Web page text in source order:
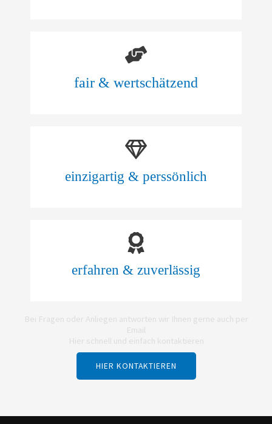
fair & wertschätzend
einzigartig & perssönlich
erfahren & zuverlässig
Bei Fragen oder Anliegen antworten wir Ihnen gerne auch per
Email
Hier schnell und einfach kontaktieren
HIER KONTAKTIEREN